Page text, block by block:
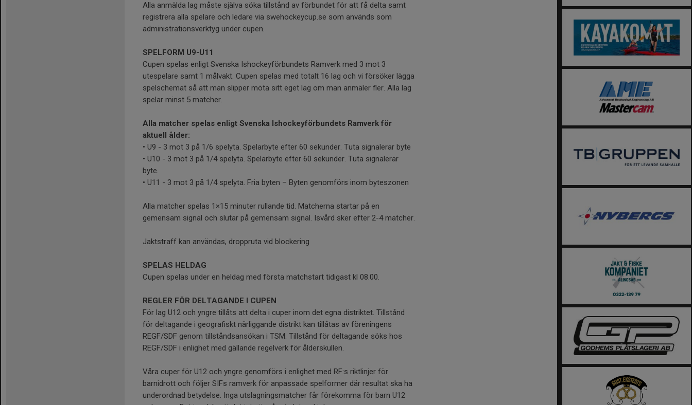
Alla anmälda lag måste själva söka tillstånd av förbundet för att få delta samt
registrera alla spelare och ledare via swehockeycup.se som används som
administrationsverktyg under cupen.
SPELFORM U9-U11
Cupen spelas enligt Svenska Ishockeyförbundets Ramverk med 3 mot 3
utespelare samt 1 målvakt. Cupen spelas med totalt 16 lag och vi försöker lägga
spelschemat så att man slipper möta sitt eget lag om man anmäler fler. Alla lag
spelar minst 5 matcher.
Alla matcher spelas enligt Svenska Ishockeyförbundets Ramverk för
aktuell ålder:
• U9 - 3 mot 3 på 1/6 spelyta. Spelarbyte efter 60 sekunder. Tuta signalerar byte
• U10 - 3 mot 3 på 1/4 spelyta. Spelarbyte efter 60 sekunder. Tuta signalerar
byte.
• U11 - 3 mot 3 på 1/4 spelyta. Fria byten – Byten genomförs inom byteszonen
Alla matcher spelas 1×15 minuter rullande tid. Matcherna startar på en
gemensam signal och slutar på gemensam signal. Isvård sker efter 2-4 matcher.
Jaktstraff kan användas, droppruta vid blockering
SPELAS HELDAG
Cupen spelas under en heldag med första matchstart tidigast kl 08.00.
REGLER FÖR DELTAGANDE I CUPEN
För lag U12 och yngre tillåts att delta i cuper inom det egna distriktet. Tillstånd
för deltagande i geografiskt närliggande distrikt kan tillåtas av föreningens
REGF/SDF genom tillståndsansökan i TSM. Tillstånd för deltagande söks hos
REGF/SDF i enlighet med gällande regelverk för ålderskullen.
Våra cuper för U12 och yngre genomförs i enlighet med RF:s riktlinjer för
barnidrott och följer SIFs ramverk för anpassade spelformer där resultat ska ha
underordnad betydelse. Inga utslagningsmatcher får förekomma för barn U12